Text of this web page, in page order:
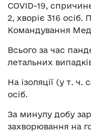
COVID-19,
2, хворіє 316 осіб.
Командування
Всього за час
летальних
На ізоляції (у т. ч.
осіб.
За минулу добу
захворювання на